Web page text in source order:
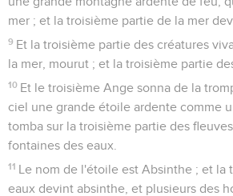
mer ; et la troisième partie de la mer
9 Et la troisième partie des créatures
la mer, mourut ; et la troisième partie
10 Et le troisième Ange sonna de la
ciel une grande étoile ardente comme
tomba sur la troisième partie des
fontaines des eaux.
11 Le nom de l'étoile est Absinthe ; et la
eaux devint absinthe, et plusieurs des